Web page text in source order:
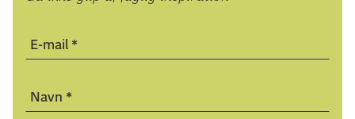
Hvis du ikke er faglært, skal du have opnået den
den adgangsgivende uddannelse.
Hvis du ikke opfylder kravene, kan du muligvis optages
på baggrund af enrealkompetencevurdering. Kontakt
E-mail *
Navn *